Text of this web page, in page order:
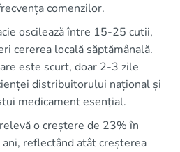
comenzilor.
oscilează între 15-25 cutii,
cererea locală săptămânală.
este scurt, doar 2-3 zile
distribuitorului național și
medicament esențial.
o creștere de 23% în
reflectând atât creșterea